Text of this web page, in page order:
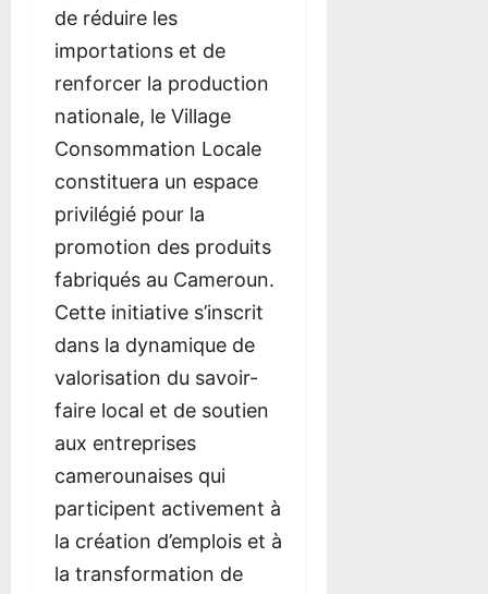
de réduire les
importations et de
renforcer la production
nationale, le Village
Consommation Locale
constituera un espace
privilégié pour la
promotion des produits
fabriqués au Cameroun.
Cette initiative s’inscrit
dans la dynamique de
valorisation du savoir-
faire local et de soutien
aux entreprises
camerounaises qui
participent activement à
la création d’emplois et à
la transformation de